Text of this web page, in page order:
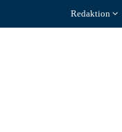
Redaktion